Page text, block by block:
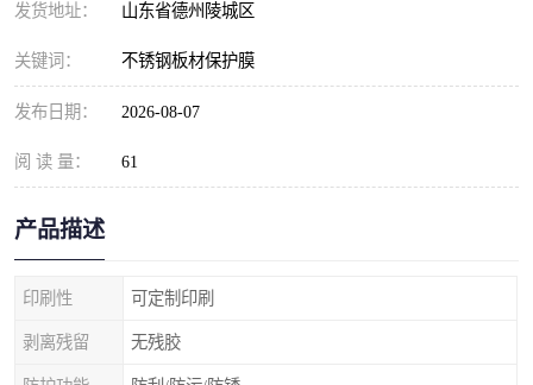
发货地址： 山东省德州陵城区
关键词： 不锈钢板材保护膜
发布日期： 2026-08-07
阅 读 量： 61
产品描述
印刷性 可定制印刷
剥离残留 无残胶